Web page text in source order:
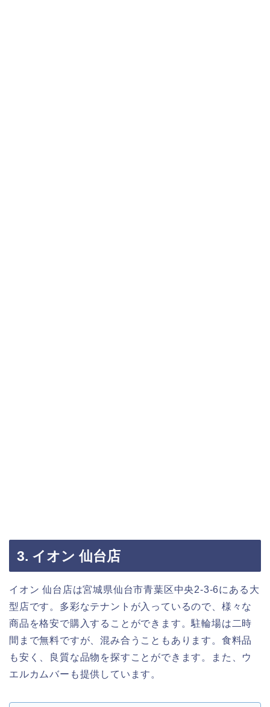
3. イオン 仙台店
イオン 仙台店は宮城県仙台市青葉区中央2-3-6にある大
型店です。多彩なテナントが入っているので、様々な
商品を格安で購入することができます。駐輪場は二時
間まで無料ですが、混み合うこともあります。食料品
も安く、良質な品物を探すことができます。また、ウ
エルカムバーも提供しています。